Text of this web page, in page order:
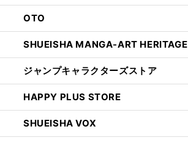
OTO
SHUEISHA MANGA-ART HERITAGE
ジャンプキャラクターズストア
HAPPY PLUS STORE
SHUEISHA VOX